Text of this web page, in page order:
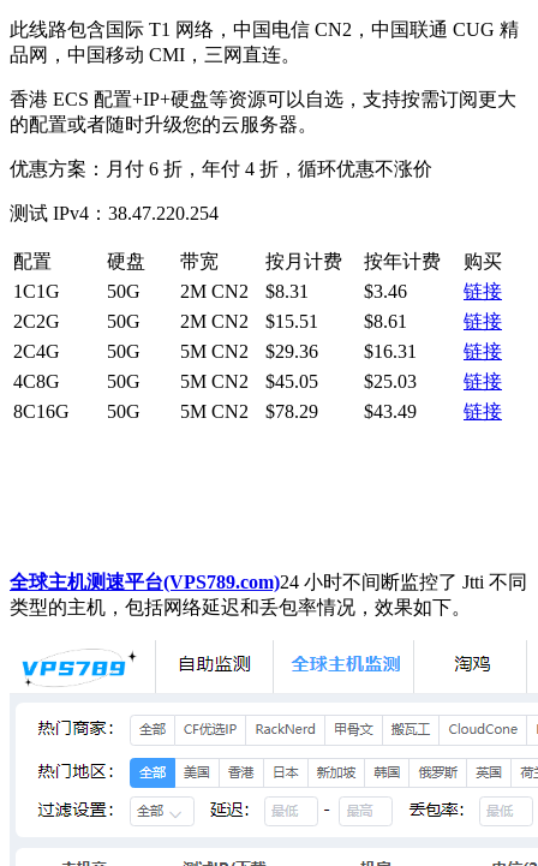
此线路包含国际 T1 网络，中国电信 CN2，中国联通 CUG 精
品网，中国移动 CMI，三网直连。
香港 ECS 配置+IP+硬盘等资源可以自选，支持按需订阅更大
的配置或者随时升级您的云服务器。
优惠方案：月付 6 折，年付 4 折，循环优惠不涨价
测试 IPv4：38.47.220.254
配置 硬盘 带宽 按月计费 按年计费
购买
1C1G
50G 2M CN2 $8.31 $3.46
链接
2C2G
50G 2M CN2 $15.51 $8.61
链接
2C4G
50G 5M CN2 $29.36 $16.31
链接
4C8G
50G 5M CN2 $45.05 $25.03
链接
8C16G
50G 5M CN2 $78.29 $43.49 链接
全球主机测速平台(VPS789.com)24 小时不间断监控了 Jtti 不同
类型的主机，包括网络延迟和丢包率情况，效果如下。